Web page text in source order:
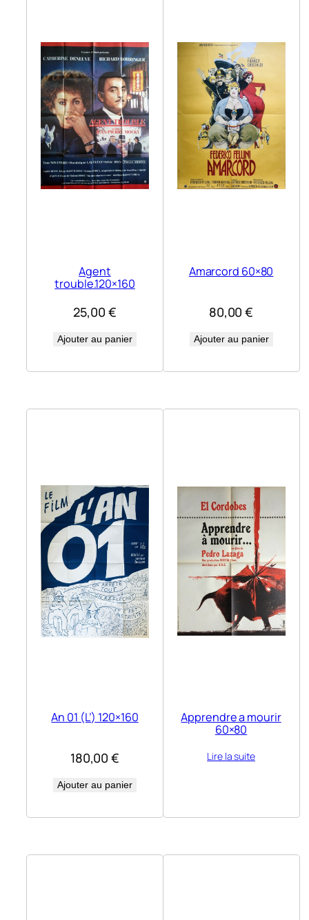
Agent
trouble.120×160
25,00 €
Ajouter au panier
Amarcord 60×80
80,00€
Ajouter au panier
An 01 (L’) 120×160
180,00€
Ajouter au panier
Apprendre a mourir
60×80
Lire la suite